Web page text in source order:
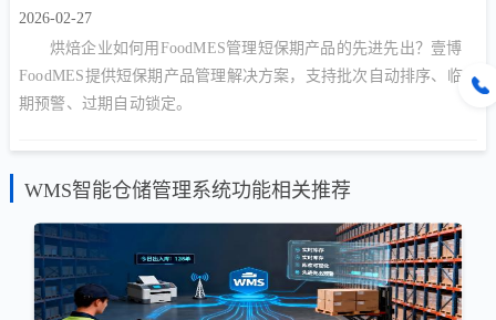
2026-02-27
烘焙企业如何用FoodMES管理短保期产品的先进先出？壹博
FoodMES提供短保期产品管理解决方案，支持批次自动排序、临
期预警、过期自动锁定。
WMS智能仓储管理系统功能相关推荐